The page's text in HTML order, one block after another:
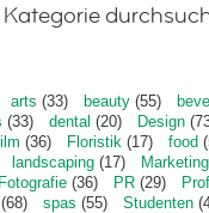
arts (33) beauty (55)
(33) dental (20) Design
(36) Floristik (17) food
landscaping (17)
Marketing
Fotografie (36) PR (29)
(68) spas (55) Studenten